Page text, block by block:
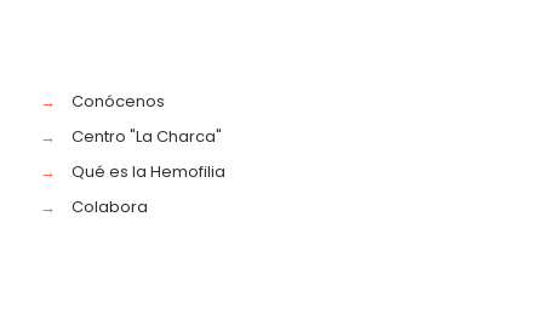
→
Conócenos
→
Centro "La Charca"
→
Qué es la Hemofilia
→
Colabora